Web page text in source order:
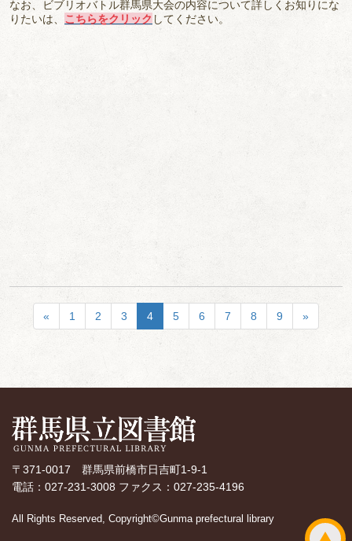
なお、ビブリオバトル群馬県大会の内容について詳しくお知りにな
りたいは、 こちらをクリック してください。
« 1 2 3 4 5 6 7 8 9 »
〒371-0017 群馬県前橋市日吉町1-9-1
電話：027-231-3008 ファクス：027-235-4196
All Rights Reserved, Copyright©Gunma prefectural library